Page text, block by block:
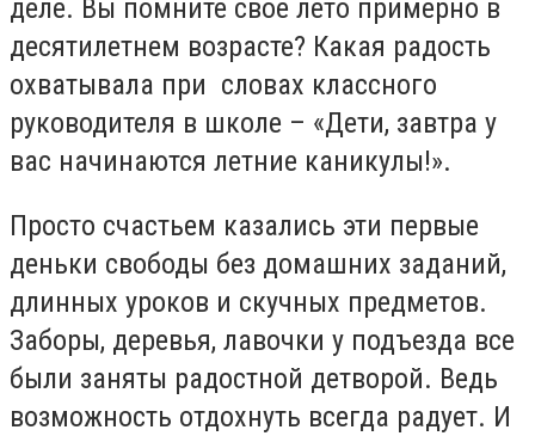
деле. Вы помните свое лето примерно в
десятилетнем возрасте? Какая радость
охватывала при словах классного
руководителя в школе – «Дети, завтра у
вас начинаются летние каникулы!».
Просто счастьем казались эти первые
деньки свободы без домашних заданий,
длинных уроков и скучных предметов.
Заборы, деревья, лавочки у подъезда все
были заняты радостной детворой. Ведь
возможность отдохнуть всегда радует. И